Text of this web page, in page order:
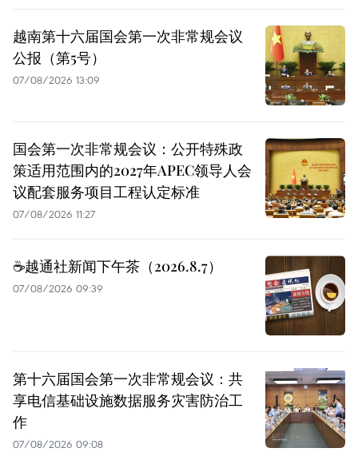
越南第十六届国会第一次非常规会议
公报（第5号）
07/08/2026 13:09
国会第一次非常规会议：公开特殊政
策适用范围内的2027年APEC领导人会
议配套服务项目工程认定标准
07/08/2026 11:27
☕️越通社新闻下午茶（2026.8.7）
07/08/2026 09:39
第十六届国会第一次非常规会议：共
享电信基础设施数据服务灾害防治工
作
07/08/2026 09:08